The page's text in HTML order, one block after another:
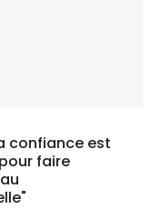
confiance est
faire